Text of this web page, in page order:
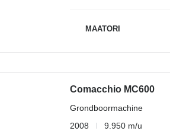
MAATORI
Comacchio MC600
Grondboormachine
2008
9.950 m/u